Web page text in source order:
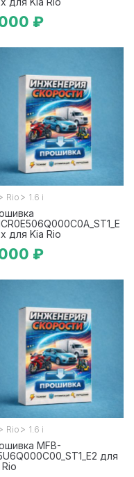
₽
Rio > 1.6 i
для Kia Rio
₽
Rio > 1.6 i
MFB-
для